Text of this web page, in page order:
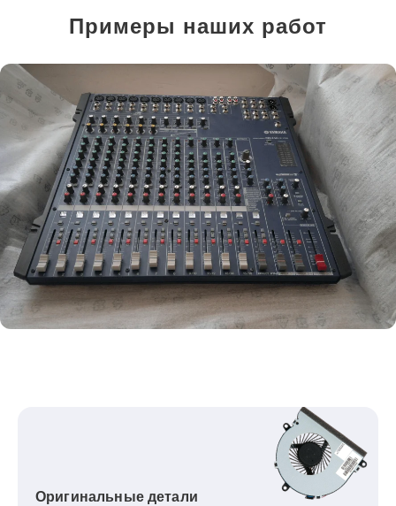
Примеры наших работ
Оригинальные детали